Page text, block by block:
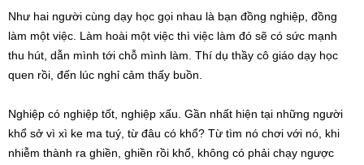
Như hai người cùng dạy học gọi nhau là bạn đồng nghiệp, đồng
làm một việc. Làm hoài một việc thì việc làm đó sẽ có sức mạnh
thu hút, dẫn mình tới chỗ mình làm. Thí dụ thầy cô giáo dạy học
quen rồi, đến lúc nghỉ cảm thấy buồn.
Nghiệp có nghiệp tốt, nghiệp xấu. Gần nhất hiện tại những người
khổ sở vì xì ke ma tuý, từ đâu có khổ? Từ tìm nó chơi với nó, khi
nhiễm thành ra ghiền, ghiền rồi khổ, không có phải chạy ngược